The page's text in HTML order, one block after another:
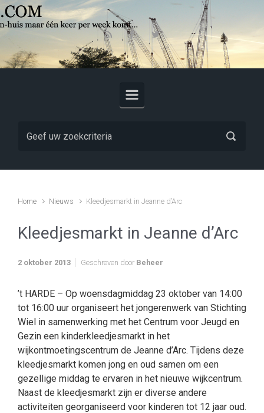
Skip to main content
Home Nieuws Kleedjesmarkt in Jeanne d’Arc
Kleedjesmarkt in Jeanne d’Arc
2 oktober 2013 Geschreven door Beheer
’t HARDE – Op woensdagmiddag 23 oktober van 14:00
tot 16:00 uur organiseert het jongerenwerk van Stichting
Wiel in samenwerking met het Centrum voor Jeugd en
Gezin een kinderkleedjesmarkt in het
wijkontmoetingscentrum de Jeanne d’Arc. Tijdens deze
kleedjesmarkt komen jong en oud samen om een
gezellige middag te ervaren in het nieuwe wijkcentrum.
Naast de kleedjesmarkt zijn er diverse andere
activiteiten georganiseerd voor kinderen tot 12 jaar oud.